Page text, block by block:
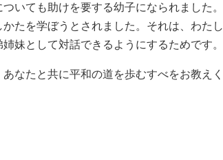
いても助けを要する幼子になられました。
たを学ぼうとされました。それは、わたし
妹として対話できるようにするためです。
なたと共に平和の道を歩むすべをお教えく